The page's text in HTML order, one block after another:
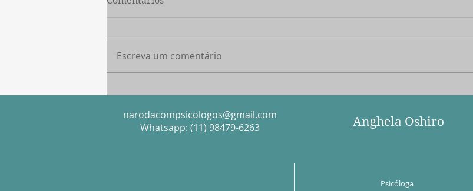
Escreva um comentário
narodacompsicologos@gmail.com
Whatsapp: (11) 98479-6263
Anghela Oshiro
Psicóloga